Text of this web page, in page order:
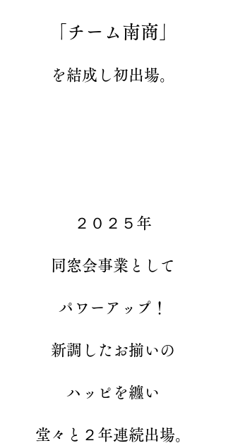
「チーム南商」
を結成し初出場。
２０２５年
同窓会事業として
パワーアップ！
新調したお揃いの
ハッピを纏い
堂々と２年連続出場。